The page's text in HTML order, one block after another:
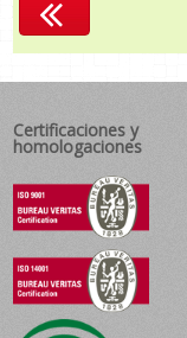
Certificaciones y
homologaciones